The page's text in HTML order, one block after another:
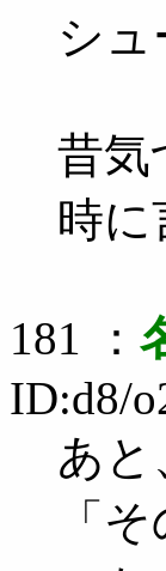
シ
昔気
時
181 ：
ID:d8/
あと
「